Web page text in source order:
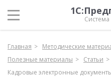
Главная Методические
Полезные материалы
Статьи
Кадровые электронные